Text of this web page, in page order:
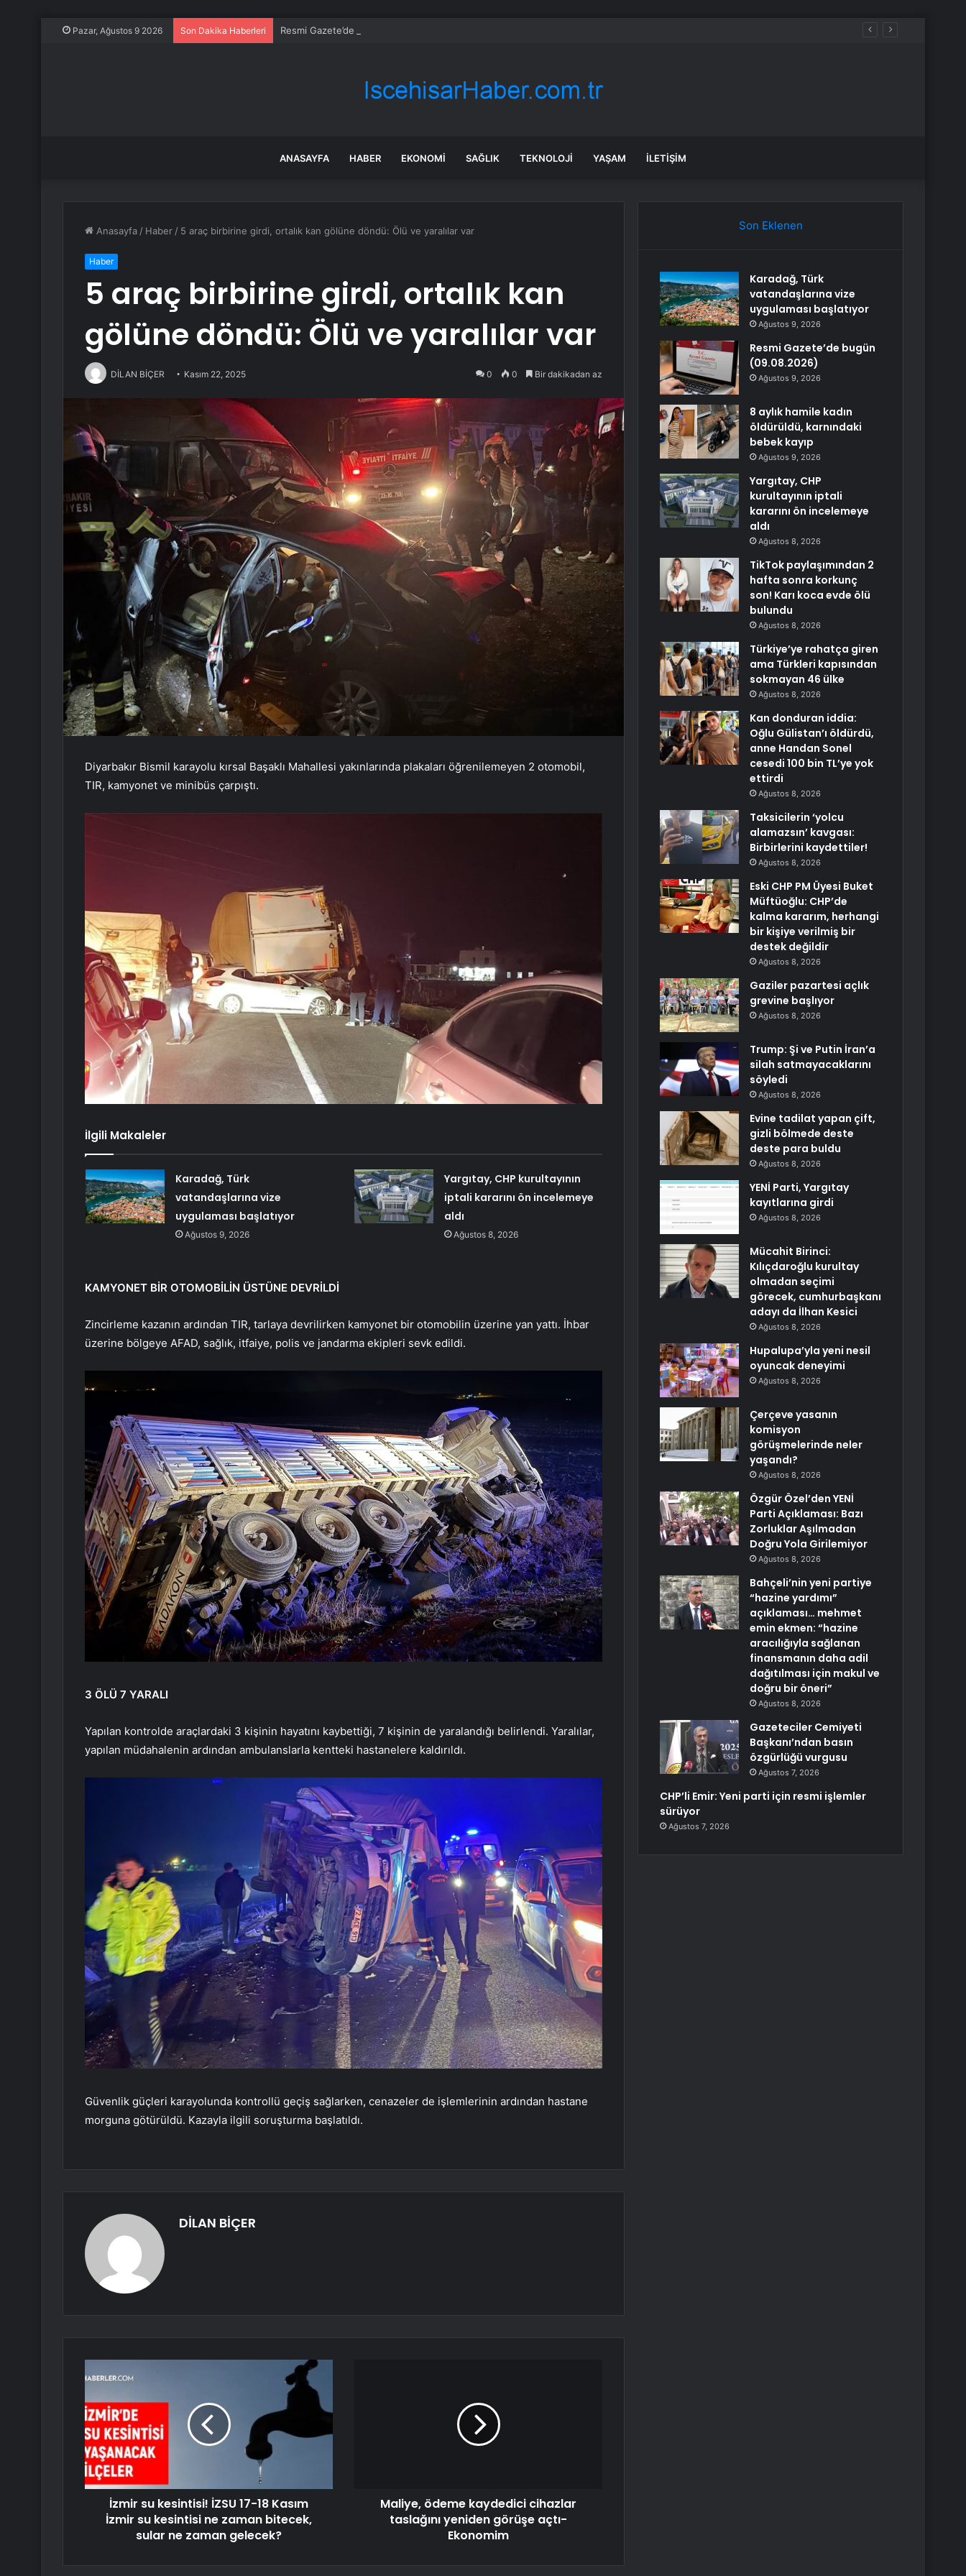
Pazar, Ağustos 9 2026 Son Dakika Haberleri Resmi Gazete’de bugün (09.08.2026)
ANASAYFA HABER EKONOMI SAĞLIK TEKNOLOJI YAŞAM İLETIŞIM
Anasayfa / Haber / 5 araç birbirine girdi, ortalık kan gölüne döndü: Ölü ve yaralılar var
Haber
5 araç birbirine girdi, ortalık kan
gölüne döndü: Ölü ve yaralılar var
DİLAN BİÇER Kasım 22, 2025 0 0 Bir dakikadan az
Diyarbakır Bismil karayolu kırsal Başaklı Mahallesi yakınlarında plakaları öğrenilemeyen 2 otomobil,
TIR, kamyonet ve minibüs çarpıştı.
İlgili Makaleler
Karadağ, Türk
vatandaşlarına vize
uygulaması başlatıyor
Ağustos 9, 2026
Yargıtay, CHP kurultayının
iptali kararını ön incelemeye
aldı
Ağustos 8, 2026
KAMYONET BİR OTOMOBİLİN ÜSTÜNE DEVRİLDİ
Zincirleme kazanın ardından TIR, tarlaya devrilirken kamyonet bir otomobilin üzerine yan yattı. İhbar
üzerine bölgeye AFAD, sağlık, itfaiye, polis ve jandarma ekipleri sevk edildi.
3 ÖLÜ 7 YARALI
Yapılan kontrolde araçlardaki 3 kişinin hayatını kaybettiği, 7 kişinin de yaralandığı belirlendi. Yaralılar,
yapılan müdahalenin ardından ambulanslarla kentteki hastanelere kaldırıldı.
Güvenlik güçleri karayolunda kontrollü geçiş sağlarken, cenazeler de işlemlerinin ardından hastane
morguna götürüldü. Kazayla ilgili soruşturma başlatıldı.
DİLAN BİÇER
İzmir su kesintisi! İZSU 17-18 Kasım
İzmir su kesintisi ne zaman bitecek,
sular ne zaman gelecek?
Maliye, ödeme kaydedici cihazlar
taslağını yeniden görüşe açtı-
Ekonomim
Son Eklenen
Karadağ, Türk
vatandaşlarına vize
uygulaması başlatıyor
Ağustos 9, 2026
Resmi Gazete’de bugün
(09.08.2026)
Ağustos 9, 2026
8 aylık hamile kadın
öldürüldü, karnındaki
bebek kayıp
Ağustos 9, 2026
Yargıtay, CHP
kurultayının iptali
kararını ön incelemeye
aldı
Ağustos 8, 2026
TikTok paylaşımından 2
hafta sonra korkunç
son! Karı koca evde ölü
bulundu
Ağustos 8, 2026
Türkiye’ye rahatça giren
ama Türkleri kapısından
sokmayan 46 ülke
Ağustos 8, 2026
Kan donduran iddia:
Oğlu Gülistan’ı öldürdü,
anne Handan Sonel
cesedi 100 bin TL’ye yok
ettirdi
Ağustos 8, 2026
Taksicilerin ‘yolcu
alamazsın’ kavgası:
Birbirlerini kaydettiler!
Ağustos 8, 2026
Eski CHP PM Üyesi Buket
Müftüoğlu: CHP’de
kalma kararım, herhangi
bir kişiye verilmiş bir
destek değildir
Ağustos 8, 2026
Gaziler pazartesi açlık
grevine başlıyor
Ağustos 8, 2026
Trump: Şi ve Putin İran’a
silah satmayacaklarını
söyledi
Ağustos 8, 2026
Evine tadilat yapan çift,
gizli bölmede deste
deste para buldu
Ağustos 8, 2026
YENİ Parti, Yargıtay
kayıtlarına girdi
Ağustos 8, 2026
Mücahit Birinci:
Kılıçdaroğlu kurultay
olmadan seçimi
görecek, cumhurbaşkanı
adayı da İlhan Kesici
Ağustos 8, 2026
Hupalupa’yla yeni nesil
oyuncak deneyimi
Ağustos 8, 2026
Çerçeve yasanın
komisyon
görüşmelerinde neler
yaşandı?
Ağustos 8, 2026
Özgür Özel’den YENİ
Parti Açıklaması: Bazı
Zorluklar Aşılmadan
Doğru Yola Girilemiyor
Ağustos 8, 2026
Bahçeli’nin yeni partiye
“hazine yardımı”
açıklaması… mehmet
emin ekmen: “hazine
aracılığıyla sağlanan
finansmanın daha adil
dağıtılması için makul ve
doğru bir öneri”
Ağustos 8, 2026
Gazeteciler Cemiyeti
Başkanı’ndan basın
özgürlüğü vurgusu
Ağustos 7, 2026
CHP’li Emir: Yeni parti için resmi işlemler
sürüyor
Ağustos 7, 2026